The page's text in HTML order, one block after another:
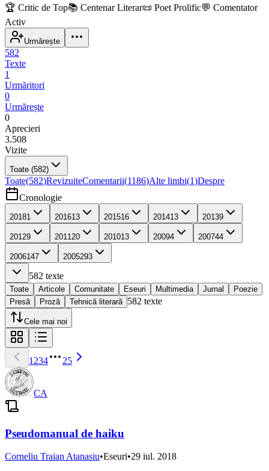
🏆 Critic de Top📚 Centenar Literar📜 Poet Prolific💬 Comentator
Activ
Urmărește
582
Texte
1
Urmăritori
0
Urmărește
0
Aprecieri
3.508
Vizite
Toate (582)
Toate(582)RevizuiteComentarii(1186)Alte limbi(1)Despre
Cronologie
20181 201613 201516 201413 20139
20129 2011 20 201013 20094 200744
2006147 2005293
582 texte
Toate Articole Comunitate Eseuri Multimedia Jurnal
Poezie
Presă
Proză Tehnică literară 582 texte
Cele mai noi
1 234 25
CA
Pseudomanual de haiku
Corneliu Traian Atanasiu•Eseuri•29 iul. 2018